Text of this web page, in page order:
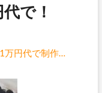
で！
万円代で制作…